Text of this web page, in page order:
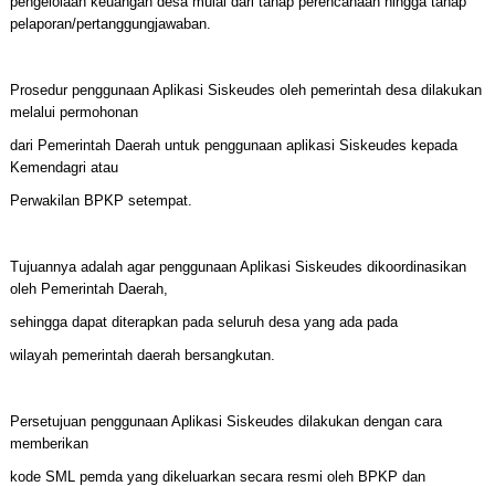
pelaporan/pertanggungjawaban.
Prosedur penggunaan Aplikasi Siskeudes oleh pemerintah desa dilakukan
melalui permohonan
dari Pemerintah Daerah untuk penggunaan aplikasi Siskeudes kepada
Kemendagri atau
Perwakilan BPKP setempat.
Tujuannya adalah agar penggunaan Aplikasi Siskeudes dikoordinasikan
oleh Pemerintah Daerah,
sehingga dapat diterapkan pada seluruh desa yang ada pada
wilayah pemerintah daerah bersangkutan.
Persetujuan penggunaan Aplikasi Siskeudes dilakukan dengan cara
memberikan
kode SML pemda yang dikeluarkan secara resmi oleh BPKP dan